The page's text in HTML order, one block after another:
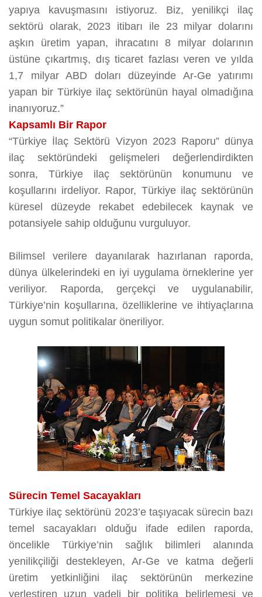
yapıya kavuşmasını istiyoruz. Biz, yenilikçi ilaç
sektörü olarak, 2023 itibarı ile 23 milyar dolarını
aşkın üretim yapan, ihracatını 8 milyar dolarının
üstüne çıkartmış, dış ticaret fazlası veren ve yılda
1,7 milyar ABD doları düzeyinde Ar-Ge yatırımı
yapan bir Türkiye ilaç sektörünün hayal olmadığına
inanıyoruz.”
Kapsamlı Bir Rapor
“Türkiye İlaç Sektörü Vizyon 2023 Raporu” dünya
ilaç sektöründeki gelişmeleri değerlendirdikten
sonra, Türkiye ilaç sektörünün konumunu ve
koşullarını irdeliyor. Rapor, Türkiye ilaç sektörünün
küresel düzeyde rekabet edebilecek kaynak ve
potansiyele sahip olduğunu vurguluyor.
Bilimsel verilere dayanılarak hazırlanan raporda,
dünya ülkelerindeki en iyi uygulama örneklerine yer
veriliyor. Raporda, gerçekçi ve uygulanabilir,
Türkiye’nin koşullarına, özelliklerine ve ihtiyaçlarına
uygun somut politikalar öneriliyor.
Sürecin Temel Sacayakları
Türkiye ilaç sektörünü 2023’e taşıyacak sürecin bazı
temel sacayakları olduğu ifade edilen raporda,
öncelikle Türkiye’nin sağlık bilimleri alanında
yenilikçiliği destekleyen, Ar-Ge ve katma değerli
üretim yetkinliğini ilaç sektörünün merkezine
yerleştiren uzun vadeli bir politika belirlemesi ve